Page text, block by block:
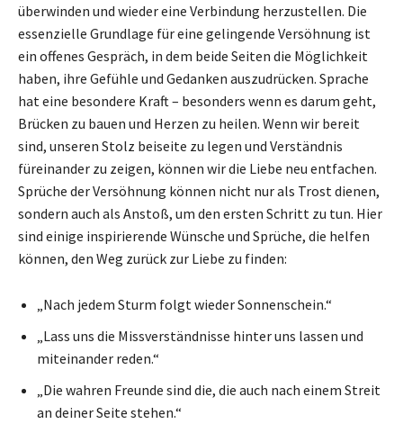
überwinden und wieder eine Verbindung herzustellen. Die
essenzielle Grundlage für eine gelingende Versöhnung ist
ein offenes Gespräch, in dem beide Seiten die Möglichkeit
haben, ihre Gefühle und Gedanken auszudrücken. Sprache
hat eine besondere Kraft – besonders wenn es darum geht,
Brücken zu bauen und Herzen zu heilen. Wenn wir bereit
sind, unseren Stolz beiseite zu legen und Verständnis
füreinander zu zeigen, können wir die Liebe neu entfachen.
Sprüche der Versöhnung können nicht nur als Trost dienen,
sondern auch als Anstoß, um den ersten Schritt zu tun. Hier
sind einige inspirierende Wünsche und Sprüche, die helfen
können, den Weg zurück zur Liebe zu finden:
„Nach jedem Sturm folgt wieder Sonnenschein.“
„Lass uns die Missverständnisse hinter uns lassen und
miteinander reden.“
„Die wahren Freunde sind die, die auch nach einem Streit
an deiner Seite stehen.“